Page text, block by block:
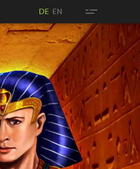
DE
DE
DE
EN